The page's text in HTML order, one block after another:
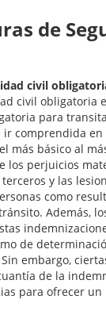
de
civil
civil obligatoria
para
ir comprendida en
más básico al
los perjuicios
y las
como
Además,
de
embargo,
de la
para ofrecer un